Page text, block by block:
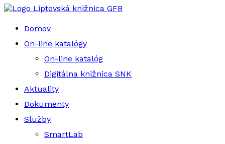
Liptovská knižnica GFB
Domov
On-line katalógy
On-line katalóg
Digitálna knižnica SNK
Aktuality
Dokumenty
Služby
SmartLab